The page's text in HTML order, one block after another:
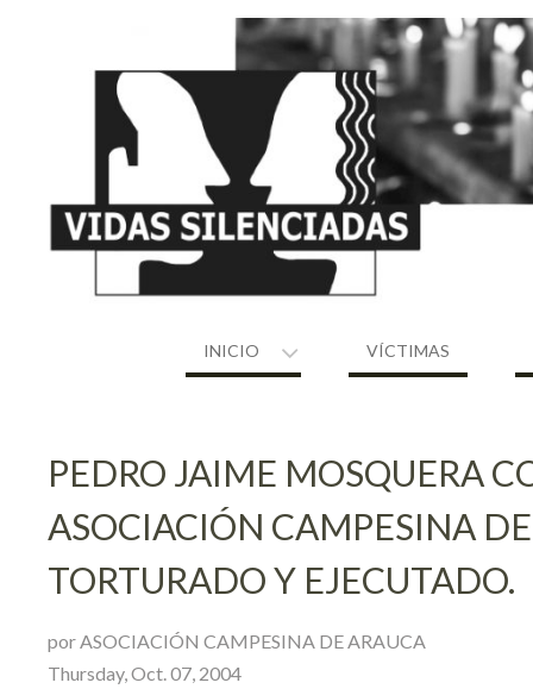
INICIO VÍCTIMAS
PEDRO JAIME MOSQUERA
ASOCIACIÓN CAMPESINA
TORTURADO Y EJECUTADO.
por ASOCIACIÓN CAMPESINA DE ARAUCA
Thursday, Oct. 07, 2004